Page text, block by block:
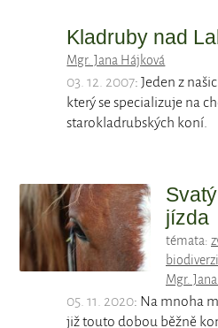
Kladruby nad
Mgr. Jana Hájková
03. 12. 2007: Jeden z
který se specializuje na
starokladrubských koní.
jízda
témata:
Mgr.
05. 11. 2020: Na mnoha
již touto dobou běžně